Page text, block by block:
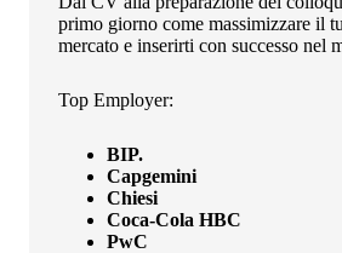
primo giorno come massimizzare il
mercato e inserirti con successo nel
Top Employer:
BIP.
Capgemini
Chiesi
Coca-Cola HBC
PwC